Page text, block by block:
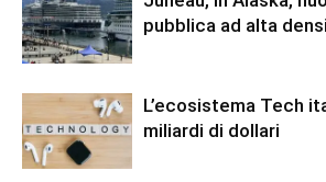
pubblica ad alta
L’ecosistema Tech
miliardi di dollari